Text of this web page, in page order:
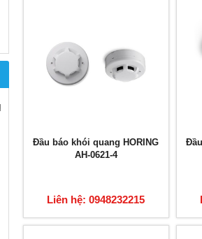
Đầu báo khói quang HORING
AH-0621-4
Liên hệ: 0948232215